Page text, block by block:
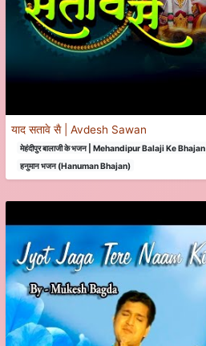
याद सतावे सै | Avdesh Sawan
मेहंदीपुर बालाजी के भजन | Mehandipur Balaji Ke Bhajan
हनुमान भजन (Hanuman Bhajan)